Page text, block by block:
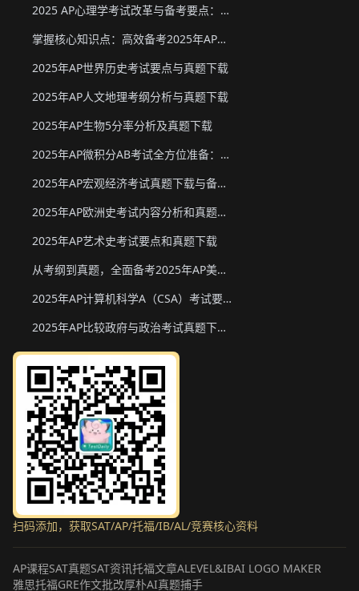
2025 AP心理学考试改革与备考要点：真题下载&教材推荐
掌握核心知识点：高效备考2025年AP化学
2025年AP世界历史考试要点与真题下载
2025年AP人文地理考纲分析与真题下载
2025年AP生物5分率分析及真题下载
2025年AP微积分AB考试全方位准备：真题资源、考试形式与策略
2025年AP宏观经济考试真题下载与备考要点
2025年AP欧洲史考试内容分析和真题下载
2025年AP艺术史考试要点和真题下载
从考纲到真题，全面备考2025年AP美国政府与政治
2025年AP计算机科学A（CSA）考试要点和真题下载
2025年AP比较政府与政治考试真题下载与备考要点
扫码添加，获取SAT/AP/托福/IB/AL/竞赛核心资料
AP课程SAT真题SAT资讯托福文章ALEVEL&IBAI LOGO MAKER
雅思托福GRE作文批改厚朴AI真题捕手